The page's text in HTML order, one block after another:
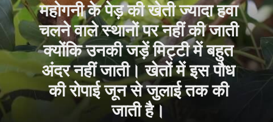
महोगनी के पेड़ की खेती ज्यादा हवा
चलने वाले स्थानों पर नहीं की जाती
क्योंकि उनकी जड़ें मिट्टी में बहुत
अंदर नहीं जाती। खेतों में इस पौध
की रोपाई जून से जुलाई तक की
जाती है।